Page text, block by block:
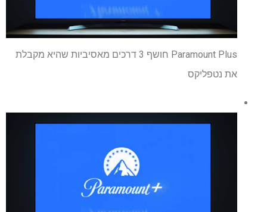
Paramount Plus חושף 3 דרכים מאסיביות שהיא מקבלת
את נטפליקס